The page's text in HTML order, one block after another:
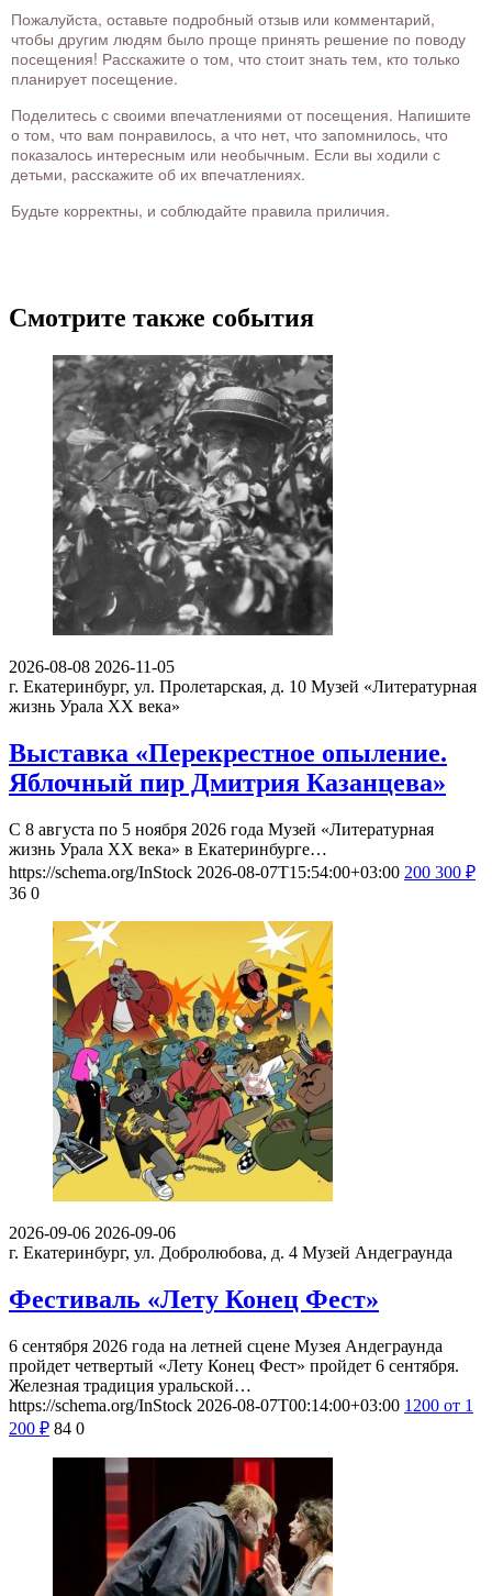
Пожалуйста, оставьте подробный отзыв или комментарий,
чтобы другим людям было проще принять решение по поводу
посещения! Расскажите о том, что стоит знать тем, кто только
планирует посещение.
Поделитесь с своими впечатлениями от посещения. Напишите
о том, что вам понравилось, а что нет, что запомнилось, что
показалось интересным или необычным. Если вы ходили с
детьми, расскажите об их впечатлениях.
Будьте корректны, и соблюдайте правила приличия.
Смотрите также события
2026-08-08 2026-11-05
г. Екатеринбург, ул. Пролетарская, д. 10 Музей «Литературная
жизнь Урала ХХ века»
Выставка «Перекрестное опыление.
Яблочный пир Дмитрия Казанцева»
С 8 августа по 5 ноября 2026 года Музей «Литературная
жизнь Урала ХХ века» в Екатеринбурге…
https://schema.org/InStock 2026-08-07T15:54:00+03:00 200 300 ₽
36 0
2026-09-06 2026-09-06
г. Екатеринбург, ул. Добролюбова, д. 4 Музей Андеграунда
Фестиваль «Лету Конец Фест»
6 сентября 2026 года на летней сцене Музея Андеграунда
пройдет четвертый «Лету Конец Фест» пройдет 6 сентября.
Железная традиция уральской…
https://schema.org/InStock 2026-08-07T00:14:00+03:00 1200 от 1
200 ₽ 84 0